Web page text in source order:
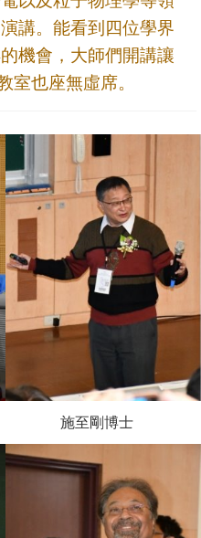
講。能看到四位學界
機會，大師們開講讓
室也座無虛席。
施至剛博士